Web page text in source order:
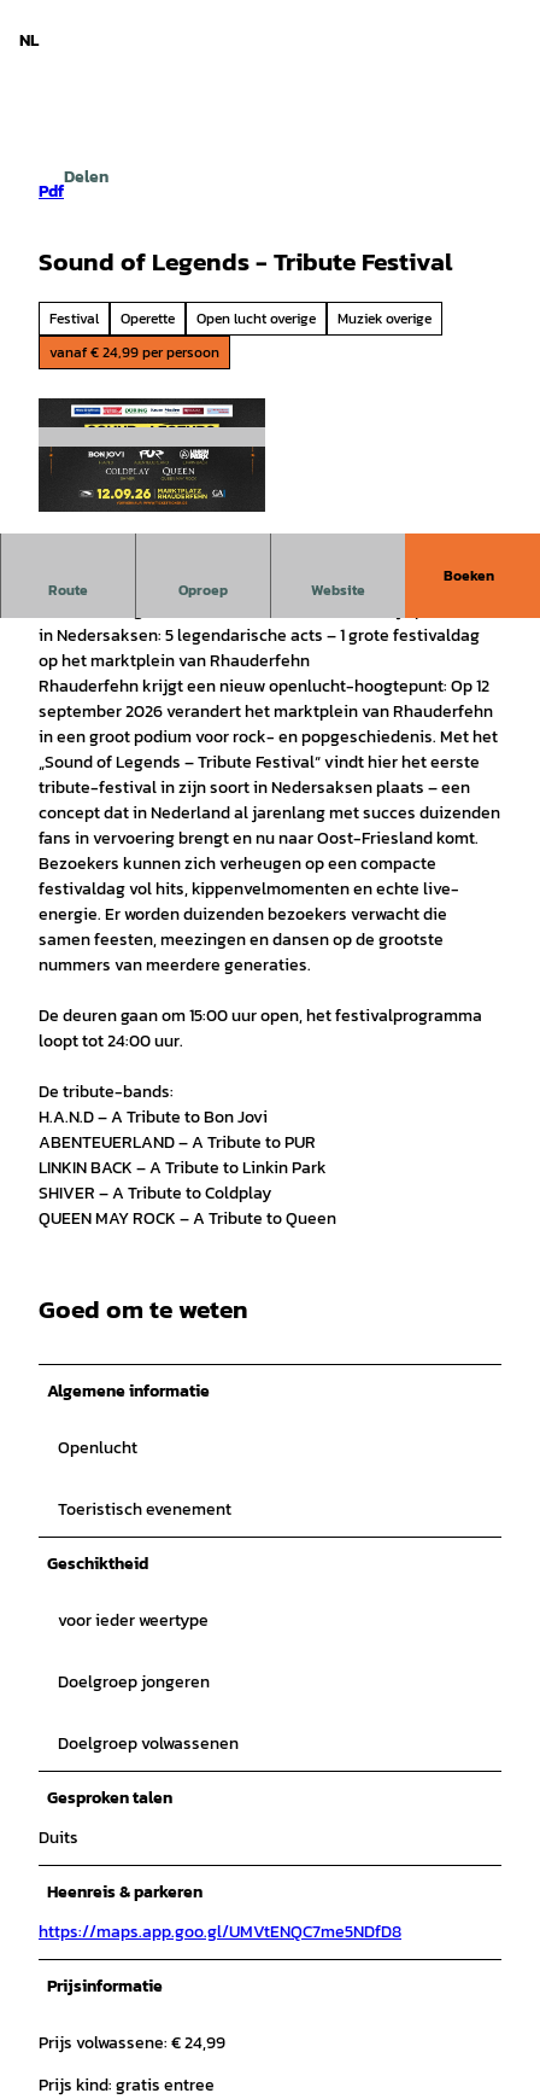
NL
Pdf
Delen
Sound of Legends - Tribute Festival
Festival Operette Open lucht overige
Muziek overige
vanaf € 24,99 per persoon
Route Oproep Website
Boeken
Vier dit hoogtepunt samen met ons!
in Nedersaksen: 5 legendarische acts – 1 grote festivaldag
op het marktplein van Rhauderfehn
Rhauderfehn krijgt een nieuw openlucht-hoogtepunt: Op 12
september 2026 verandert het marktplein van Rhauderfehn
in een groot podium voor rock- en popgeschiedenis. Met het
„Sound of Legends – Tribute Festival“ vindt hier het eerste
tribute-festival in zijn soort in Nedersaksen plaats – een
concept dat in Nederland al jarenlang met succes duizenden
fans in vervoering brengt en nu naar Oost-Friesland komt.
Bezoekers kunnen zich verheugen op een compacte
festivaldag vol hits, kippenvelmomenten en echte live-
energie. Er worden duizenden bezoekers verwacht die
samen feesten, meezingen en dansen op de grootste
nummers van meerdere generaties.
De deuren gaan om 15:00 uur open, het festivalprogramma
loopt tot 24:00 uur.
De tribute-bands:
H.A.N.D – A Tribute to Bon Jovi
ABENTEUERLAND – A Tribute to PUR
LINKIN BACK – A Tribute to Linkin Park
SHIVER – A Tribute to Coldplay
QUEEN MAY ROCK – A Tribute to Queen
Goed om te weten
Algemene informatie
Openlucht
Toeristisch evenement
Geschiktheid
voor ieder weertype
Doelgroep jongeren
Doelgroep volwassenen
Gesproken talen
Duits
Heenreis & parkeren
https://maps.app.goo.gl/UMVtENQC7me5NDfD8
Prijsinformatie
Prijs volwassene: € 24,99
Prijs kind: gratis entree